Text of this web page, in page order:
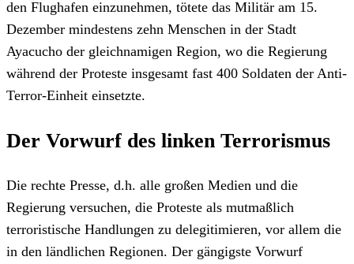
den Flughafen einzunehmen, tötete das Militär am 15.
Dezember mindestens zehn Menschen in der Stadt
Ayacucho der gleichnamigen Region, wo die Regierung
während der Proteste insgesamt fast 400 Soldaten der Anti-
Terror-Einheit einsetzte.
Der Vorwurf des linken Terrorismus
Die rechte Presse, d.h. alle großen Medien und die
Regierung versuchen, die Proteste als mutmaßlich
terroristische Handlungen zu delegitimieren, vor allem die
in den ländlichen Regionen. Der gängigste Vorwurf